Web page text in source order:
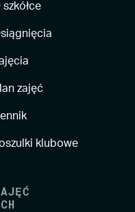
szkółce
zajęć
klubowe